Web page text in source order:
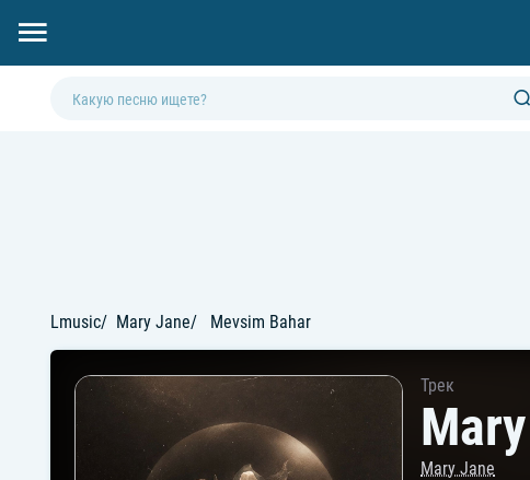
Lmusic Mary Jane Mevsim Bahar
Трек
Mary Jane